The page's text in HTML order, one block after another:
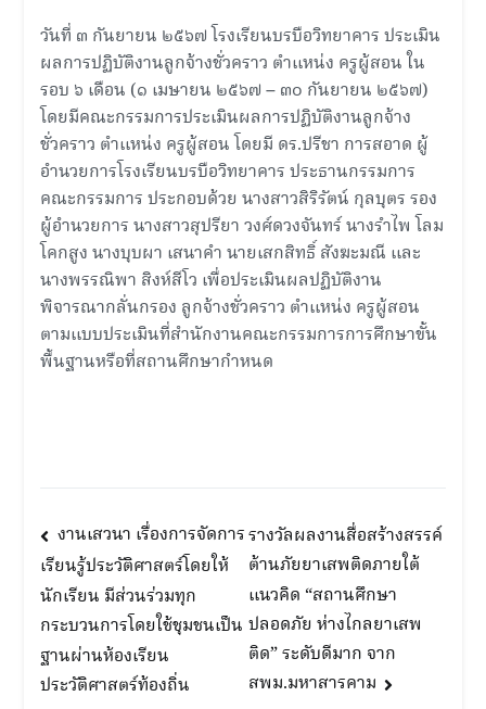
วิทยาคาร
ประเมิน
ผล
การ
ปฏิบัติ
งาน
ลูกจ้าง
ชั่วคราว
ตำแหน่ง
ครู
ผู้
สอน
ใน
วันที่ ๓ กันยายน ๒๕๖๗ โรงเรียนบรบือวิทยาคาร ประเมิน
ผลการปฏิบัติงานลูกจ้างชั่วคราว ตำแหน่ง ครูผู้สอน ใน
รอบ ๖ เดือน (๑ เมษายน ๒๕๖๗ – ๓๐ กันยายน ๒๕๖๗)
โดยมีคณะกรรมการประเมินผลการปฏิบัติงานลูกจ้าง
ชั่วคราว ตำแหน่ง ครูผู้สอน โดยมี ดร.ปรีชา การสอาด ผู้
อำนวยการโรงเรียนบรบือวิทยาคาร ประธานกรรมการ
คณะกรรมการ ประกอบด้วย นางสาวสิริรัตน์ กุลบุตร รอง
ผู้อำนวยการ นางสาวสุปรียา วงศ์ดวงจันทร์ นางรำไพ โลม
โคกสูง นางบุบผา เสนาคำ นายเสกสิทธิ์ สังฆะมณี และ
นางพรรณิพา สิงห์สีโว เพื่อประเมินผลปฏิบัติงาน
พิจารณากลั่นกรอง ลูกจ้างชั่วคราว ตำแหน่ง ครูผู้สอน
ตามแบบประเมินที่สำนักงานคณะกรรมการการศึกษาขั้น
พื้นฐานหรือที่สถานศึกษากำหนด
แนะแนว
เรื่อง
งานเสวนา เรื่องการจัดการ
เรียนรู้ประวัติศาสตร์โดยให้
นักเรียน มีส่วนร่วมทุก
กระบวนการโดยใช้ชุมชนเป็น
ฐานผ่านห้องเรียน
ประวัติศาสตร์ท้องถิ่น
รางวัลผลงานสื่อสร้างสรรค์
ต้านภัยยาเสพติดภายใต้
แนวคิด “สถานศึกษา
ปลอดภัย ห่างไกลยาเสพ
ติด” ระดับดีมาก จาก
สพม.มหาสารคาม